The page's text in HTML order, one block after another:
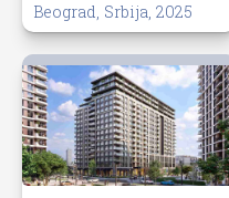
Beograd, Srbija, 2025